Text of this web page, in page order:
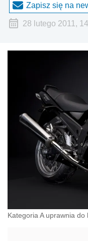
Zapisz się na
28 lutego 2011,
Kategoria A uprawnia do